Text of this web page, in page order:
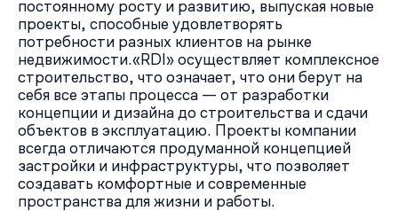
постоянному росту и развитию, выпуская новые
проекты, способные удовлетворять
потребности разных клиентов на рынке
недвижимости.«RDI» осуществляет комплексное
строительство, что означает, что они берут на
себя все этапы процесса — от разработки
концепции и дизайна до строительства и сдачи
объектов в эксплуатацию. Проекты компании
всегда отличаются продуманной концепцией
застройки и инфраструктуры, что позволяет
создавать комфортные и современные
пространства для жизни и работы.